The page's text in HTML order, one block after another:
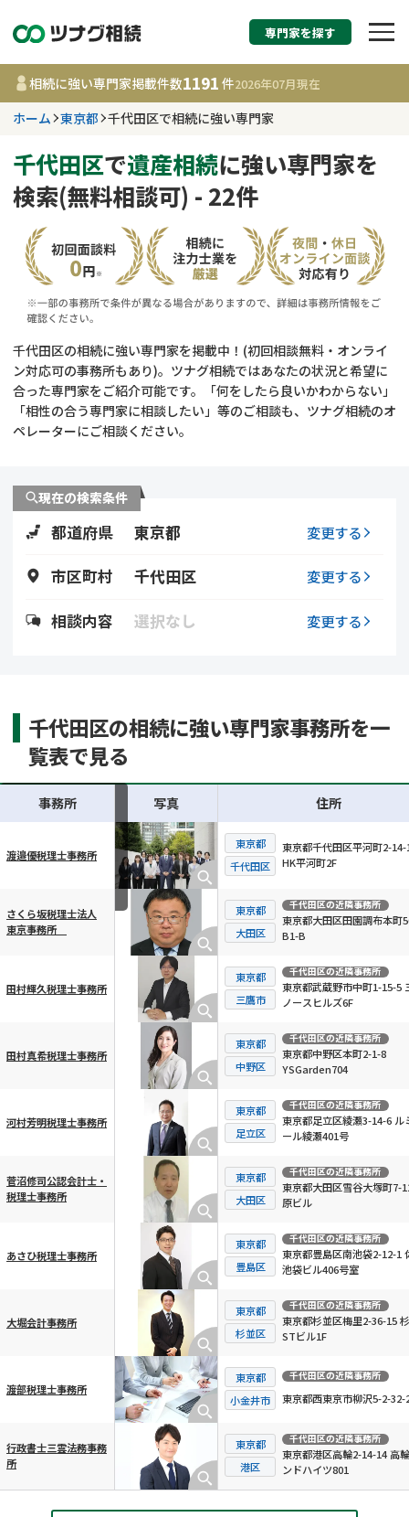
相続税申告・相続手
す
東京都
事務所
相談内容で探す
相続登記
遺留分侵害額請求
コラム
相続手続き
専門家を探す
相続に強い専門家掲載件数1191 件2026年07月現在
ホーム 東京都 千代田区で相続に強い専門家
千代田区で遺産相続に強い専門家を
検索(無料相談可) - 22件
千代田区の相続に強い専門家を掲載中！(初回相談無料・オンライ
ン対応可の事務所もあり)。ツナグ相続ではあなたの状況と希望に
合った専門家をご紹介可能です。「何をしたら良いかわからない」
「相性の合う専門家に相談したい」等のご相談も、ツナグ相続のオ
ペレーターにご相談ください。
現在の検索条件
都道府県 東京都 変更する
市区町村 千代田区 変更する
相談内容 選択なし 変更する
千代田区の相続に強い専門家事務所を一
覧表で見る
横スクロール可能
事務所 写真 住所
渡邉優税理士事務所
東京都
千代田区
東京都千代田区平河町2-14-
HK平河町2F
さくら坂税理士法人
東京事務所
東京都
大田区
千代田区の近隣事務所
東京都大田区田園調布本町
B1-B
田村輝久税理士事務所
東京都
三鷹市
千代田区の近隣事務所
東京都武蔵野市中町1-15-5
ノースヒルズ6F
田村真希税理士事務所
東京都
中野区
千代田区の近隣事務所
東京都中野区本町2-1-8
YSGarden704
河村芳明税理士事務所
東京都
足立区
千代田区の近隣事務所
東京都足立区綾瀬3-14-6 ル
ール綾瀬401号
菅沼修司公認会計士・
税理士事務所
東京都
大田区
千代田区の近隣事務所
東京都大田区雪谷大塚町7-
原ビル
あさひ税理士事務所
東京都
豊島区
千代田区の近隣事務所
東京都豊島区南池袋2-12-1
池袋ビル406号室
大堀会計事務所
東京都
杉並区
千代田区の近隣事務所
東京都杉並区梅里2-36-15
STビル1F
渡部税理士事務所
東京都
小金井市
千代田区の近隣事務所
東京都西東京市柳沢5-2-32-
行政書士三雲法務事務
所
東京都
港区
千代田区の近隣事務所
東京都港区高輪2-14-14 高
ンドハイツ801